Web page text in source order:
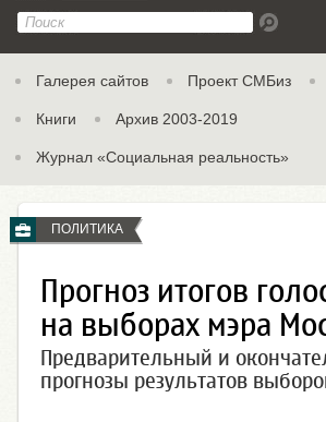
Галерея сайтов Проект СМБиз
Книги Архив 2003-2019
Журнал «Социальная реальность»
ПОЛИТИКА
Прогноз итогов
на выборах мэра
Предварительный и
прогнозы результатов